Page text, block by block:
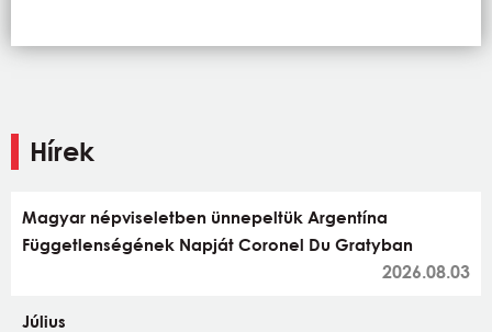
Hírek
Magyar népviseletben ünnepeltük Argentína
Függetlenségének Napját Coronel Du Gratyban
2026.08.03
Július